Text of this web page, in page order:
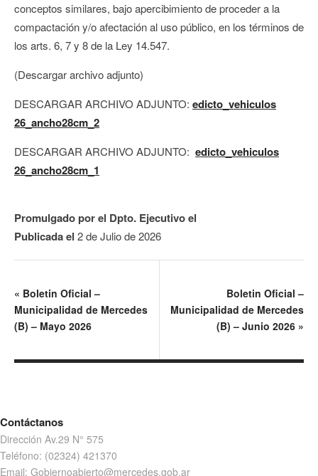
conceptos similares, bajo apercibimiento de proceder a la
compactación y/o afectación al uso público, en los términos de
los arts. 6, 7 y 8 de la Ley 14.547.
(Descargar archivo adjunto)
DESCARGAR ARCHIVO ADJUNTO: edicto_vehiculos
26_ancho28cm_2
DESCARGAR ARCHIVO ADJUNTO: edicto_vehiculos
26_ancho28cm_1
Promulgado por el Dpto. Ejecutivo el
Publicada el 2 de Julio de 2026
« Boletin Oficial –
Municipalidad de Mercedes
(B) – Mayo 2026
Boletin Oficial –
Municipalidad de Mercedes
(B) – Junio 2026 »
Contáctanos
Dirección Av.29 N° 575
Teléfono: (02324) 421370
Email: Gobiernoabierto@mercedes.gob.ar